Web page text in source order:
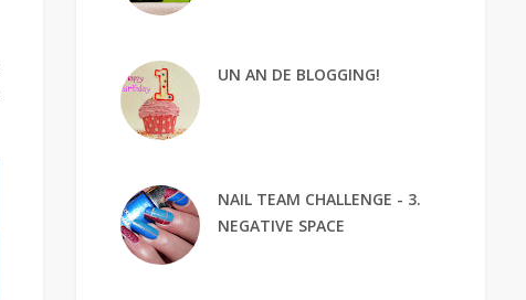
UN AN DE BLOGGING!
NAIL TEAM CHALLENGE - 3.
NEGATIVE SPACE